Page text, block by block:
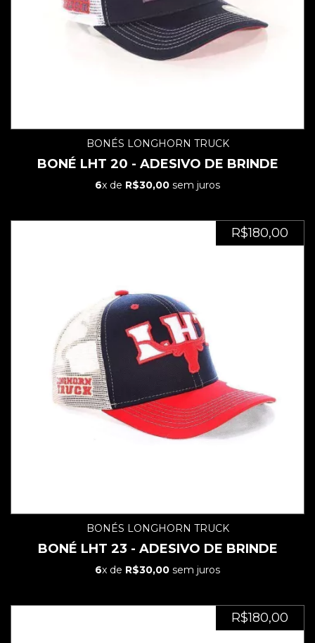
BONÉS LONGHORN TRUCK
BONÉ LHT 20 - ADESIVO DE BRINDE
6x de R$30,00 sem juros
R$180,00
BONÉS LONGHORN TRUCK
BONÉ LHT 23 - ADESIVO DE BRINDE
6x de R$30,00 sem juros
R$180,00